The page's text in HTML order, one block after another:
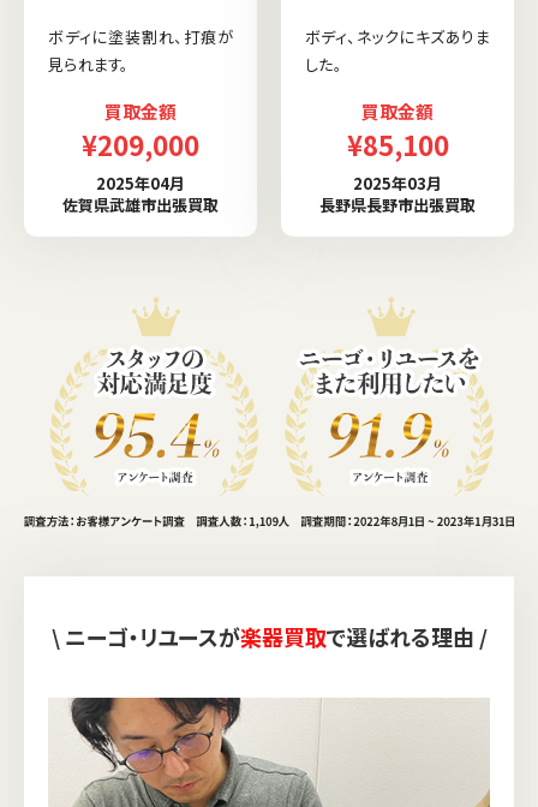
ボディに塗装割れ、打痕が
見られます。
買取金額
¥209,000
2025年04月
佐賀県武雄市出張買取
ボディ、ネックにキズありま
した。
買取金額
¥85,100
2025年03月
長野県長野市出張買取
\ ニーゴ・リユースが楽器買取で選ばれる理由 /